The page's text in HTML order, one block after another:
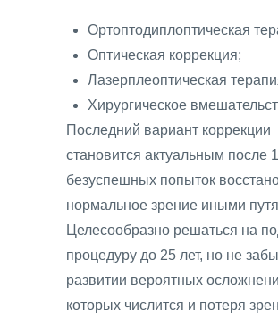
Ортоптодиплоптическая
Оптическая коррекция;
Лазерплеоптическая
Хирургическое
Последний вариант коррекции
становится актуальным после
безуспешных попыток
нормальное зрение иными
Целесообразно решаться на
процедуру до 25 лет, но не
развитии вероятных
которых числится и потеря